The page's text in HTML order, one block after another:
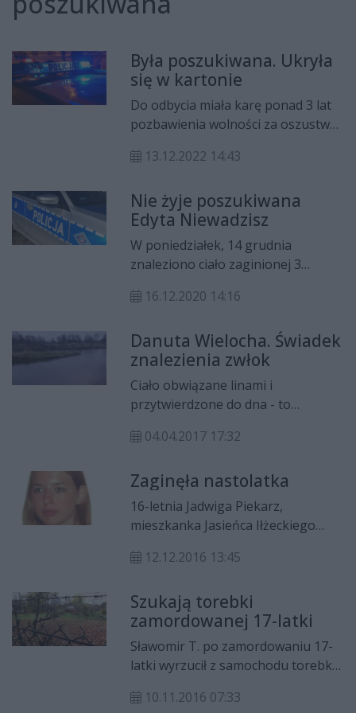
Była poszukiwana. Ukryła
się w kartonie
Do odbycia miała karę ponad 3 lat
pozbawienia wolności za oszustwa,
Poszukiwaną od blisko pół roku
kartonie na strychu.
13.12.2022 14:43
Nie żyje poszukiwana
Edyta Niewadzisz
W poniedziałek, 14 grudnia
znaleziono ciało zaginionej 3
Czynności w tej sprawie prowadzi
16.12.2020 14:16
Danuta Wielocha. Świadek
znalezienia zwłok
Ciało obwiązane linami i
przytwierdzone do dna - to
zwłok z Pilicy w Brzeźcach k.
jest to ciało poszukiwanej Danuty
Wielochy.
04.04.2017 17:32
Zaginęła nastolatka
16-letnia Jadwiga Piekarz,
mieszkanka Jasieńca Iłżeckiego
Młodzieżowego Ośrodka
12.12.2016 13:45
Szukają torebki
zamordowanej 17-latki
Sławomir T. po zamordowaniu 17-
latki wyrzucił z samochodu torebkę,
Apelujemy do mieszkańców, by
10.11.2016 07:33